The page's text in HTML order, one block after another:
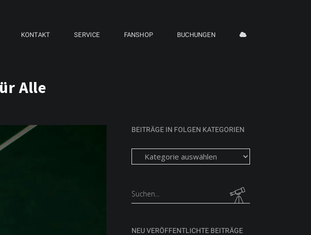
KONTAKT SERVICE FANSHOP BUCHUNGEN
Alle
BEITRÄGE IN FOLGEN KATEGORIEN
Beiträge
in
Kategorien
Search
for:
NEU VERÖFFENTLICHTE BEITRÄGE